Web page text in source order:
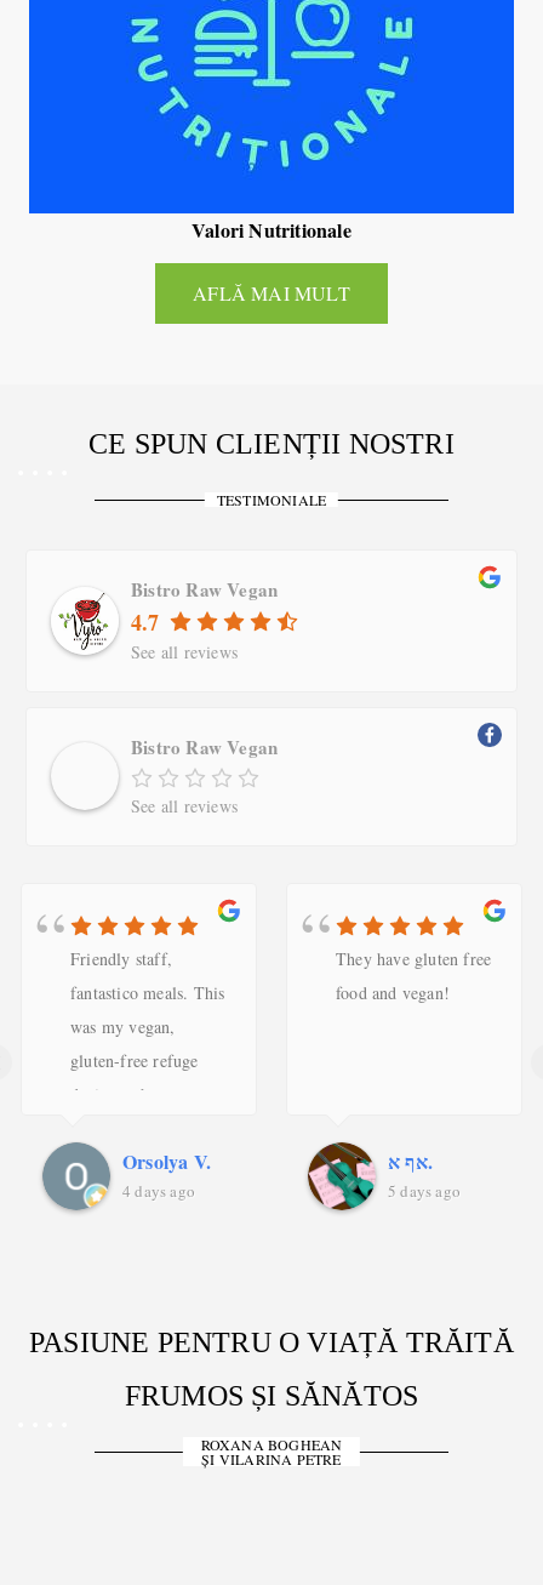
Valori Nutritionale
AFLĂ MAI MULT
CE SPUN CLIENȚII NOSTRI
TESTIMONIALE
Bistro Raw Vegan
4.7
See all reviews
Bistro Raw Vegan
See all reviews
They have gluten free
food and vegan!
אף א.
5 days ago
חיפשנו מקום בלי בשר,
כי אנחנו אוכלים כשר,
טעים
Shraga B.
5 days ago
PASIUNE PENTRU O VIAȚĂ TRĂITĂ
FRUMOS ȘI SĂNĂTOS
ROXANA BOGHEAN
ȘI VILARINA PETRE